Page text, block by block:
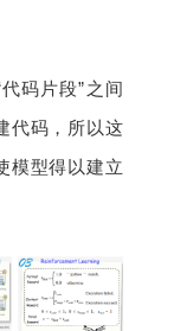
码片段”之间
代码，所以这
模型得以建立